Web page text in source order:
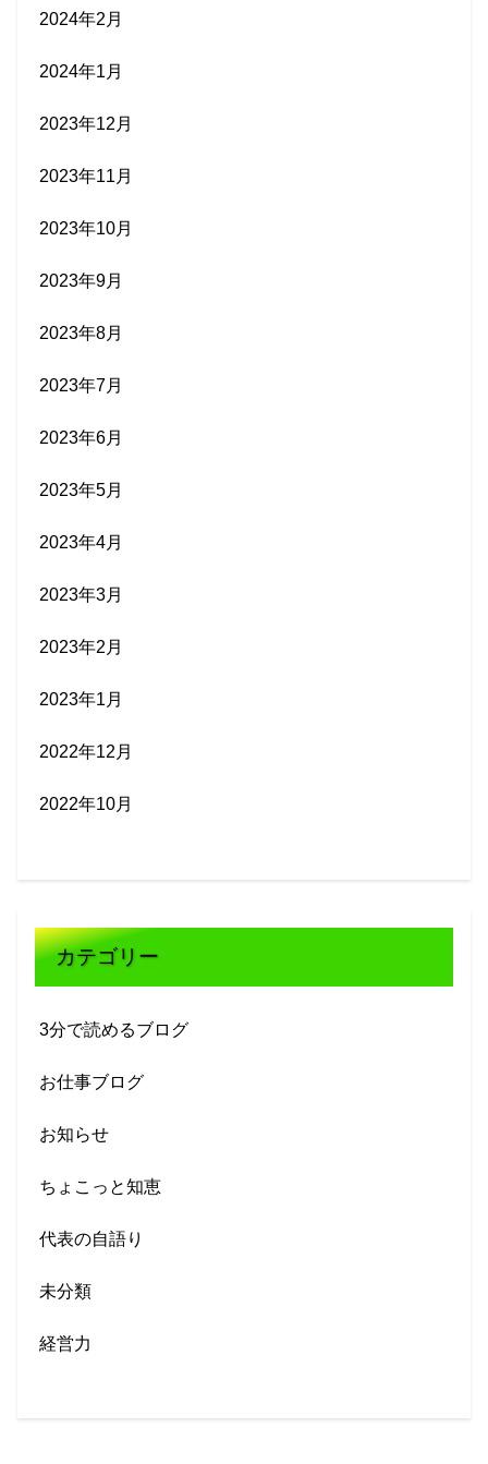
2024年2月
2024年1月
2023年12月
2023年11月
2023年10月
2023年9月
2023年8月
2023年7月
2023年6月
2023年5月
2023年4月
2023年3月
2023年2月
2023年1月
2022年12月
2022年10月
カテゴリー
3分で読めるブログ
お仕事ブログ
お知らせ
ちょこっと知恵
代表の自語り
未分類
経営力